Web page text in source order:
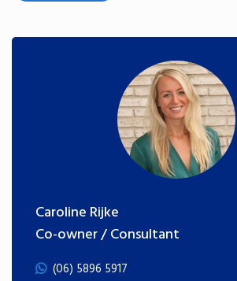
Caroline Rijke
Co-owner / Consultant
(06) 5896 5917